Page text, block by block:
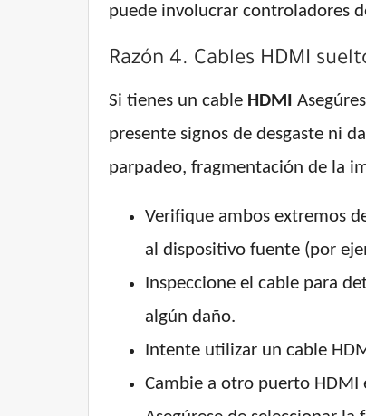
puede involucrar controladores
Razón 4. Cables HDMI
Si tienes un cable HDMI
presente signos de desgaste ni
parpadeo, fragmentación de la
Verifique ambos extremos
al dispositivo fuente (por
Inspeccione el cable para
algún daño.
Intente utilizar un cable
Cambie a otro puerto HDMI